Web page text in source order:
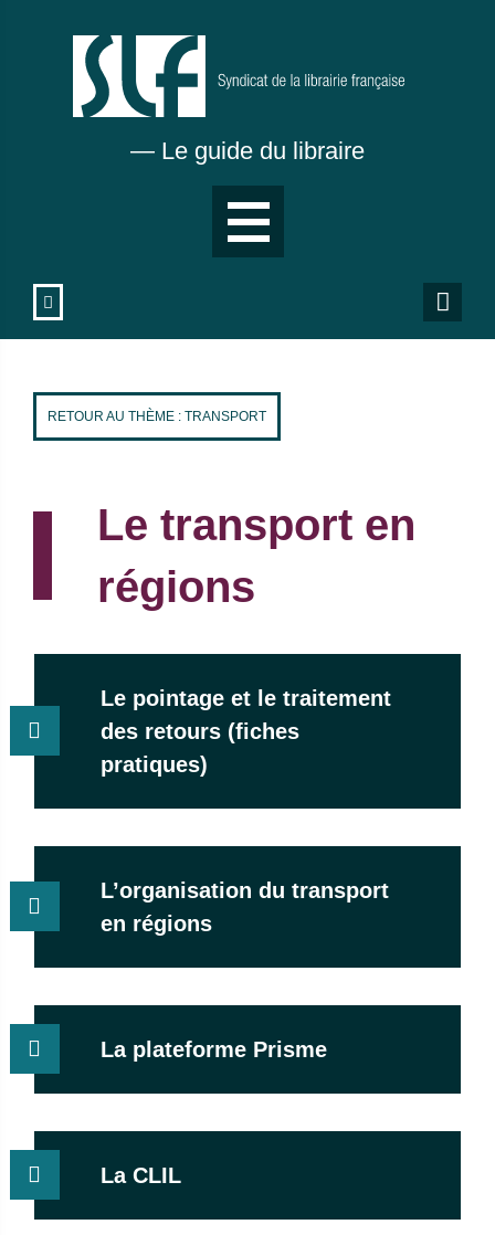
— Le guide du libraire
RETOUR AU THÈME : TRANSPORT
Le transport en
régions
Le pointage et le traitement
des retours (fiches
pratiques)
L’organisation du transport
en régions
La plateforme Prisme
La CLIL